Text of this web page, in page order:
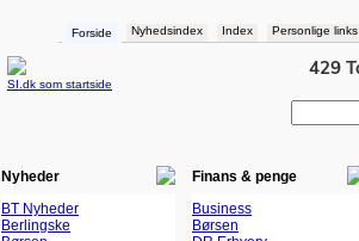
Forside Nyhedsindex Index Personlige links
SI.dk som startside
Nyheder
BT Nyheder
Berlingske
Finans & penge
Business
Børsen